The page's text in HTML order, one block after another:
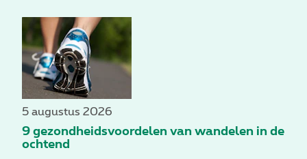
5 augustus 2026
9 gezondheidsvoordelen van wandelen in de
ochtend